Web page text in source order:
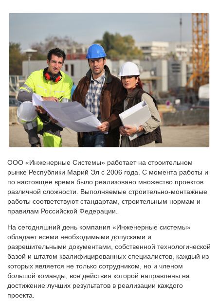
ООО «Инженерные Системы» работает на строительном
рынке Республики Марий Эл с 2006 года. С момента работы и
по настоящее время было реализовано множество проектов
различной сложности. Выполняемые строительно-монтажные
работы соответствуют стандартам, строительным нормам и
правилам Российской Федерации.
На сегодняшний день компания «Инженерные системы»
обладает всеми необходимыми допусками и
разрешительными документами, собственной технологической
базой и штатом квалифицированных специалистов, каждый из
которых является не только сотрудником, но и членом
большой команды, все действия которой направлены на
достижение лучших результатов в реализации каждого
проекта.